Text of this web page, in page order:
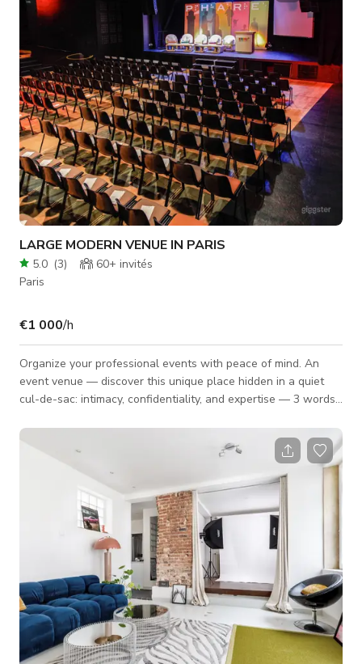
chambres communicantes, 1 kitchenette et 1 salle d’eau.
Accès: Production: maison entière Evènements: RDC + salle de
bain
LARGE MODERN VENUE IN PARIS
5.0 (3) 60+ invités
Paris
€1 000/h
Organize your professional events with peace of mind. An
event venue — discover this unique place hidden in a quiet
cul-de-sac: intimacy, confidentiality, and expertise — 3 words
terraces 😊a team dedicated to your event 🔑 turnkey and
tailor-made solutions 🌿 an eco-responsible in-house caterer
Events suited for this venue 🔍 Study days, plenaries,
seminars … 📈 Information meetings, study presentations, or